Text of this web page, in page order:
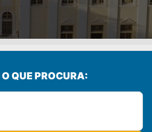
QUE PROCURA: